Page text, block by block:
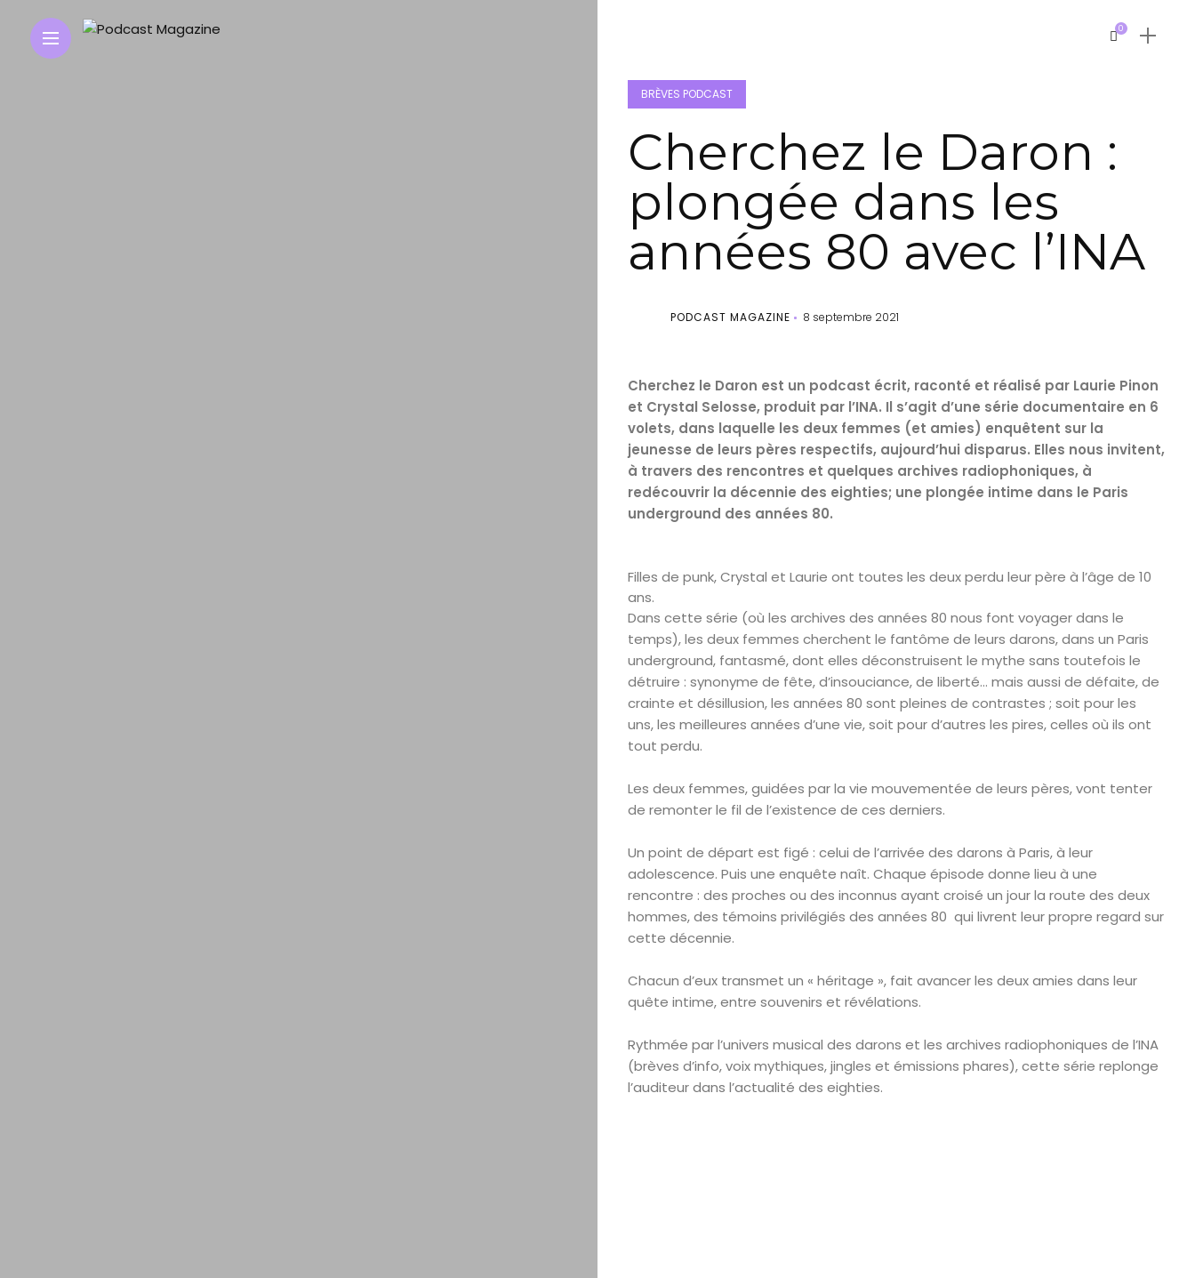
0
BRÈVES PODCAST
Cherchez le Daron :
plongée dans les
années 80 avec l’INA
PODCAST MAGAZINE 8 septembre 2021
Cherchez le Daron est un podcast écrit, raconté et réalisé par Laurie Pinon
et Crystal Selosse, produit par l’INA. Il s’agit d’une série documentaire en 6
volets, dans laquelle les deux femmes (et amies) enquêtent sur la
jeunesse de leurs pères respectifs, aujourd’hui disparus. Elles nous invitent,
à travers des rencontres et quelques archives radiophoniques, à
redécouvrir la décennie des eighties; une plongée intime dans le Paris
underground des années 80.
Filles de punk, Crystal et Laurie ont toutes les deux perdu leur père à l’âge de 10
ans.
Dans cette série (où les archives des années 80 nous font voyager dans le
temps), les deux femmes cherchent le fantôme de leurs darons, dans un Paris
underground, fantasmé, dont elles déconstruisent le mythe sans toutefois le
détruire : synonyme de fête, d’insouciance, de liberté… mais aussi de défaite, de
crainte et désillusion, les années 80 sont pleines de contrastes ; soit pour les
uns, les meilleures années d’une vie, soit pour d’autres les pires, celles où ils ont
tout perdu.
Les deux femmes, guidées par la vie mouvementée de leurs pères, vont tenter
de remonter le fil de l’existence de ces derniers.
Un point de départ est figé : celui de l’arrivée des darons à Paris, à leur
adolescence. Puis une enquête naît. Chaque épisode donne lieu à une
rencontre : des proches ou des inconnus ayant croisé un jour la route des deux
hommes, des témoins privilégiés des années 80 qui livrent leur propre regard sur
cette décennie.
Chacun d’eux transmet un « héritage », fait avancer les deux amies dans leur
quête intime, entre souvenirs et révélations.
Rythmée par l’univers musical des darons et les archives radiophoniques de l’INA
(brèves d’info, voix mythiques, jingles et émissions phares), cette série replonge
l’auditeur dans l’actualité des eighties.